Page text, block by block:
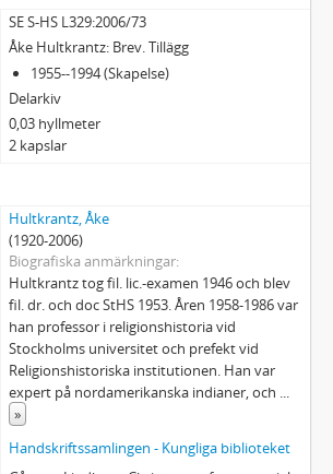
SE S-HS L329:2006/73
Åke Hultkrantz: Brev. Tillägg
1955--1994 (Skapelse)
Delarkiv
0,03 hyllmeter
2 kapslar
Hultkrantz, Åke
(1920-2006)
Biografiska anmärkningar
Hultkrantz tog fil. lic.-examen 1946 och blev
fil. dr. och doc StHS 1953. Åren 1958-1986 var
han professor i religionshistoria vid
Stockholms universitet och prefekt vid
Religionshistoriska institutionen. Han var
expert på nordamerikanska indianer, och ...
»
Handskriftssamlingen - Kungliga biblioteket